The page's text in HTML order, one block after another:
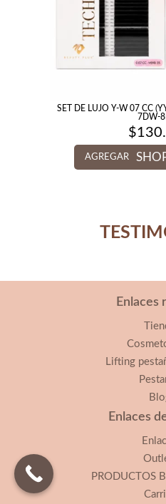
SET DE LUJO Y-W 07 CC
7DW-
$
AGREGAR
Enlaces
Lifting
Enlaces
PRODUCTOS